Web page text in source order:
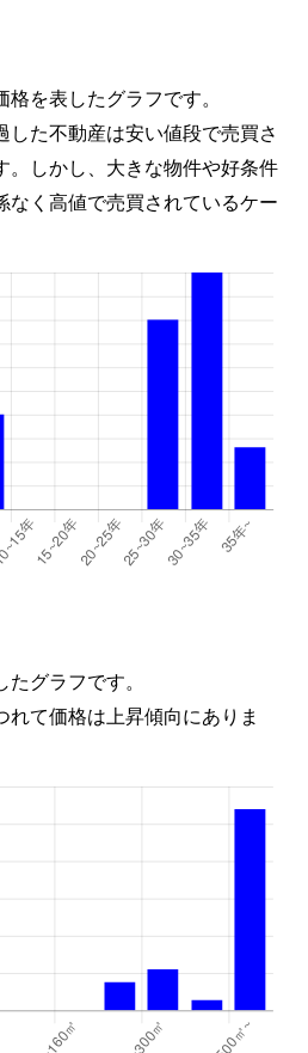
を表したグラフです。
た不動産は安い値段で売買さ
。しかし、大きな物件や好条件
なく高値で売買されているケー
グラフです。
て価格は上昇傾向にありま